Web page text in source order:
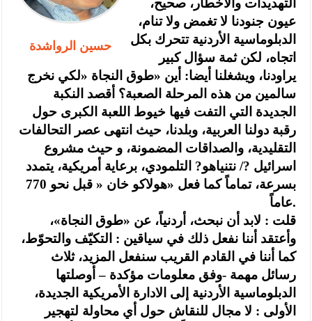
حسين الرواشدة
التهديدات والأخطار، صحيح،
عيون جنودنا لا تغمض ولا تنام،
الدبلوماسية الأردنية تتحرك بكل
اتجاه، لكن ثمة سؤال كبير
يراودنا، ويشغلنا أيضا: أين «طوق النجاة «لكي نخرج
سالمين من هذه المرحلة الصعبة؟ أقصد النكبة
الجديدة التي التفت فيها خيوط اللعبة الكبرى حول
رقبة دولنا العربية، وبلدنا، حيث انتهى عصر التحالفات
التقليدية، والصداقات المضمونة، و حيث مشروع
اسرائيل ?/ نتنياهو? التلمودي، برعاية أمريكية، يتمدد
بسرعة، تماماً كما فعل «هولاكو خان « قبل نحو 770
عاماً.
‏قلت : لابد أن نبحث، أردنياً، عن «طوق النجاة»،
وأعتقد أننا نفعل ذلك في سياقين : التكيّف والتحوّط،
كما أننا في القادم القريب سنفعل المزيد، ثلاث
رسائل مهمة -وفق معلومات مؤكدة – أوصلتها
الدبلوماسية الأردنية إلى الادارة الأمريكية الجديدة،
الأولى : لا مجال للنقاش حول أي محاولة لتهجير